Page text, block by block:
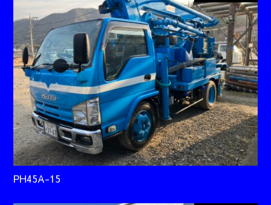
PH45A-15